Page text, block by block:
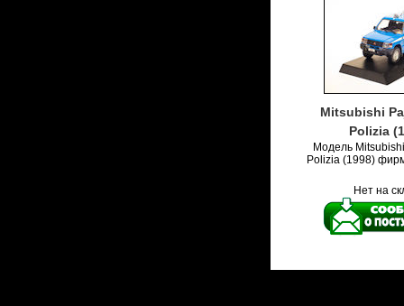
Mitsubishi
Polizia
Модель
Polizia (1998)
Нет на